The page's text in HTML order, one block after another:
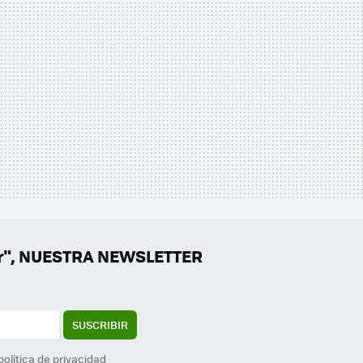
NEWSLETTER
SUSCRIBIR
de privacidad